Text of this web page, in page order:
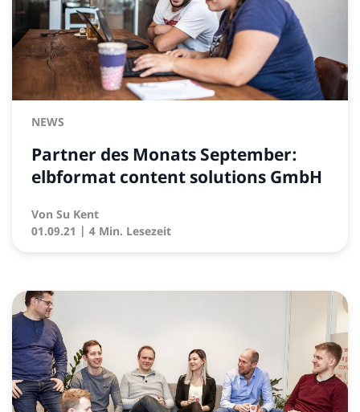
NEWS
Partner des Monats September:
elbformat content solutions GmbH
Von Su Kent
01.09.21 | 4 Min. Lesezeit